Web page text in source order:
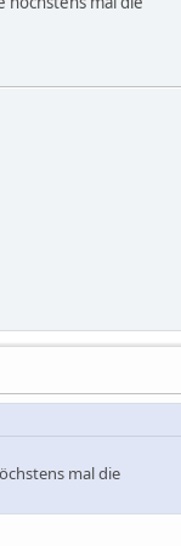
mal die